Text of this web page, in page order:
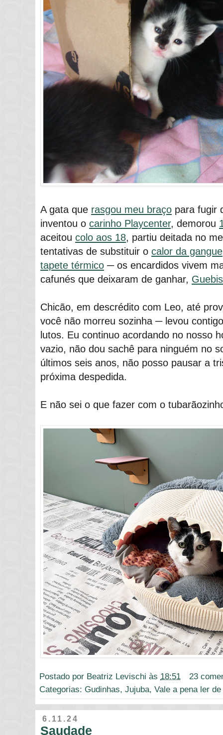
A gata que rasgou meu braço para fugir
inventou o carinho Playcenter, demorou
aceitou colo aos 18, partiu deitada no
tentativas de substituir o calor da gangue
tapete térmico ─ os encardidos vivem
cafunés que deixaram de ganhar, Guebis
Chicão, em descrédito com Leo, até
você não morreu sozinha ─ levou
lutos. Eu continuo acordando no nosso
vazio, não dou sachê para ninguém no
últimos seis anos, não posso pausar a
próxima despedida.
E não sei o que fazer com o
Postado por Beatriz Levischi às 18:51
23
Categorias: Gudinhas, Jujuba, Vale a pena ler
6.11.24
Saudade